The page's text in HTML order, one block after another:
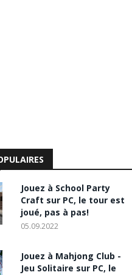
Jouez à School Party
Craft sur PC, le tour est
joué, pas à pas!
05.09.2022
Jouez à Mahjong Club -
Jeu Solitaire sur PC, le